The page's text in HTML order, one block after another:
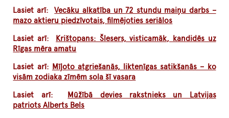
Lasiet arī:Vecāku alkatība un 72 stundu maiņu darbs –
mazo aktieru piedzīvotais, filmējoties seriālos
Lasiet arī:
Krištopans: Šlesers, visticamāk, kandidēs uz
Rīgas mēra amatu
Lasiet arī: Mīļoto atgriešanās, liktenīgas satikšanās – ko
visām zodiaka zīmēm sola šī vasara
Lasiet arī:
Mūžībā devies rakstnieks un Latvijas
patriots Alberts Bels